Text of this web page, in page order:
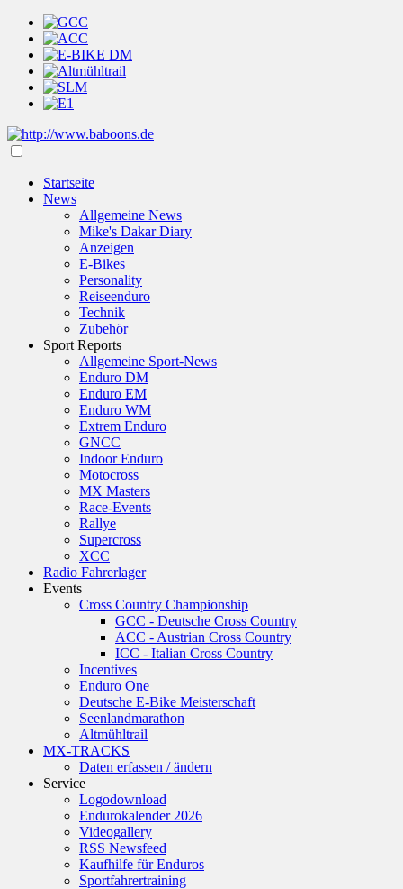
Startseite
News
Allgemeine News
Mike's Dakar Diary
Anzeigen
E-Bikes
Personality
Reiseenduro
Technik
Zubehör
Sport Reports
Allgemeine Sport-News
Enduro DM
Enduro EM
Enduro WM
Extrem Enduro
GNCC
Indoor Enduro
Motocross
MX Masters
Race-Events
Rallye
Supercross
XCC
Radio Fahrerlager
Events
Cross Country Championship
GCC - Deutsche Cross Country
ACC - Austrian Cross Country
ICC - Italian Cross Country
Incentives
Enduro One
Deutsche E-Bike Meisterschaft
Seenlandmarathon
Altmühltrail
MX-TRACKS
Daten erfassen / ändern
Service
Logodownload
Endurokalender 2026
Videogallery
RSS Newsfeed
Kaufhilfe für Enduros
Sportfahrertraining